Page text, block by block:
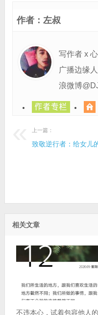
作者：左叔
写作者 x
广播边缘
浪微博
上一篇：
致敬逆行者：给女儿
相关文章
不违本心，试着包容他人